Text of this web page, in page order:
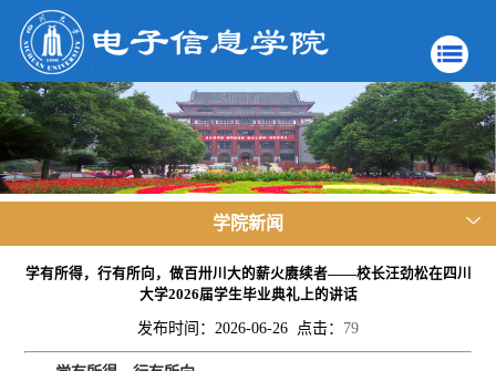
学院新闻
学有所得，行有所向，做百卅川大的薪火赓续者——校长汪劲松在四川
大学2026届学生毕业典礼上的讲话
发布时间：2026-06-26 点击： 79